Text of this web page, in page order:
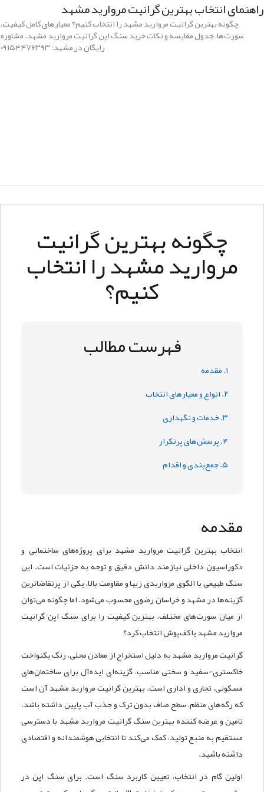
راهنمای انتخاب بهترین گرانیت مروارید مشهد
چگونه بهترین گرانیت مروارید مشهد را انتخاب کنیم؟ معیارهای کامل کیفیت،
سورت‌ها، جدول مقایسه و نکات خرید سنگ اپن گرانیت مروارید مشهد. مشاوره
رایگان در مشهد: ۰۹۱۵۴۴۷۶۳۹۳
چگونه بهترین گرانیت
مروارید مشهد را انتخاب
کنیم؟
فهرست مطالب
۱. مقدمه
۲. انواع و معیارهای انتخاب
۳. خدمات و نگهداری
۴. پرسش‌های پرتکرار
۵. جمع‌بندی و اقدام
مقدمه
انتخاب بهترین گرانیت مروارید مشهد برای پروژه‌های ساختمانی و
دکوراسیون داخلی نیازمند دانش دقیق و توجه به جزئیات است. این
سنگ طبیعی با الگوی مرواریدی زیبا و مقاومت بالا، یکی از پرتقاضاترین
گزینه‌ها در مشهد و خراسان رضوی محسوب می‌شود. اما چگونه می‌توان
از میان سورت‌های مختلف، بهترین کیفیت را برای سنگ اپن گرانیت
مروارید مشهد یا کف‌پوش انتخاب کرد؟
گرانیت مروارید مشهد به دلیل استخراج از معادن محلی، رنگ یکنواخت
خاکستری-سفید و سختی مناسب، گزینه‌ای ایده‌آل برای ساختمان‌های
مسکونی، تجاری و اداری است. بهترین گرانیت مروارید مشهد آن است
که رگه‌های منظم، سطح صاف بدون ترک و جذب آب پایین داشته باشد.
تامین و عرضه کننده بهترین سنگ گرانیت مروارید مشهد با دسترسی
مستقیم به منبع تولید، کمک می‌کند تا انتخابی هوشمندانه و اقتصادی
داشته باشید.
اولین گام در انتخاب، تعیین کاربرد سنگ است. برای سنگ اپن در